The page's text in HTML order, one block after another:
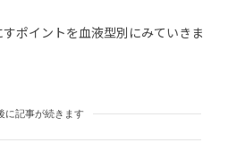
え！トロいんだよ」と新人を怒鳴る先輩。
身がミスした時に見せた姿とは【短編小
ポイントを血液型別にみていきま
に記事が続きます